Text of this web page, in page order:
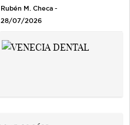
Rubén M. Checa -
28/07/2026